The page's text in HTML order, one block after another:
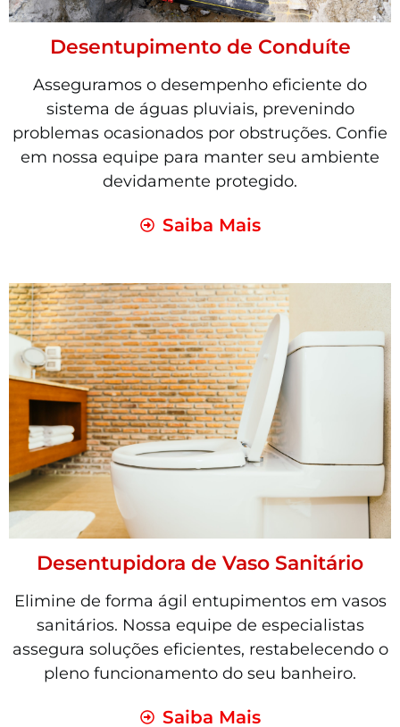
Desentupimento de Conduíte
Asseguramos o desempenho eficiente do
sistema de águas pluviais, prevenindo
problemas ocasionados por obstruções. Confie
em nossa equipe para manter seu ambiente
devidamente protegido.
Saiba Mais
Desentupidora de Vaso Sanitário
Elimine de forma ágil entupimentos em vasos
sanitários. Nossa equipe de especialistas
assegura soluções eficientes, restabelecendo o
pleno funcionamento do seu banheiro.
Saiba Mais